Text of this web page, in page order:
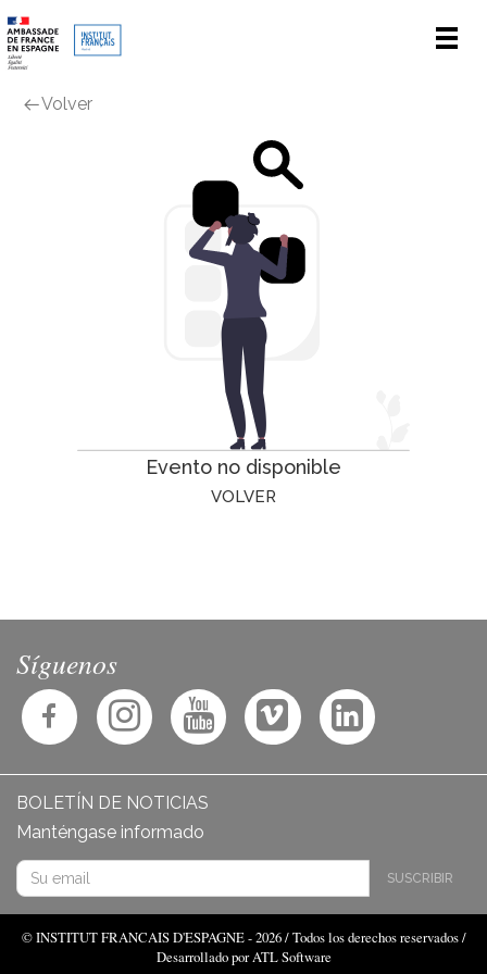
Volver
Evento no disponible
VOLVER
Síguenos
BOLETÍN DE NOTICIAS
Manténgase informado
SUSCRIBIR
© INSTITUT FRANCAIS D'ESPAGNE - 2026 / Todos los derechos reservados /
Desarrollado por ATL Software